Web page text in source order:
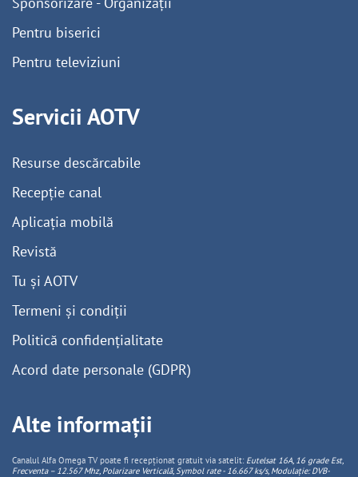
Pentru biserici
Pentru televiziuni
Servicii AOTV
Resurse descărcabile
Recepție canal
Aplicația mobilă
Revistă
Tu și AOTV
Termeni și condiții
Politică confidențialitate
Acord date personale (GDPR)
Alte informații
Canalul Alfa Omega TV poate fi recepționat gratuit via satelit: Eutelsat 16A, 16 grade Est,
Frecventa – 12.567 Mhz, PolarizareVerticală, Symbol rate - 16.667 ks/s, Modulație: DVB-